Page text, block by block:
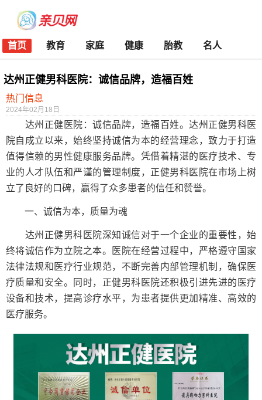
首页 教育 家庭 健康 胎教 名人
达州正健男科医院：诚信品牌，造福百姓
热门信息
2024年02月18日
达州正健医院：诚信品牌，造福百姓。达州正健男科医
院自成立以来，始终坚持诚信为本的经营理念，致力于打造
值得信赖的男性健康服务品牌。凭借着精湛的医疗技术、专
业的人才队伍和严谨的管理制度，正健男科医院在市场上树
立了良好的口碑，赢得了众多患者的信任和赞誉。
一、诚信为本，质量为魂
达州正健男科医院深知诚信对于一个企业的重要性，始
终将诚信作为立院之本。医院在经营过程中，严格遵守国家
法律法规和医疗行业规范，不断完善内部管理机制，确保医
疗质量和安全。同时，正健男科医院还积极引进先进的医疗
设备和技术，提高诊疗水平，为患者提供更加精准、高效的
医疗服务。